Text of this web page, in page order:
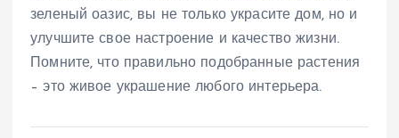
зеленый оазис, вы не только украсите дом, но и
улучшите свое настроение и качество жизни.
Помните, что правильно подобранные растения
– это живое украшение любого интерьера.